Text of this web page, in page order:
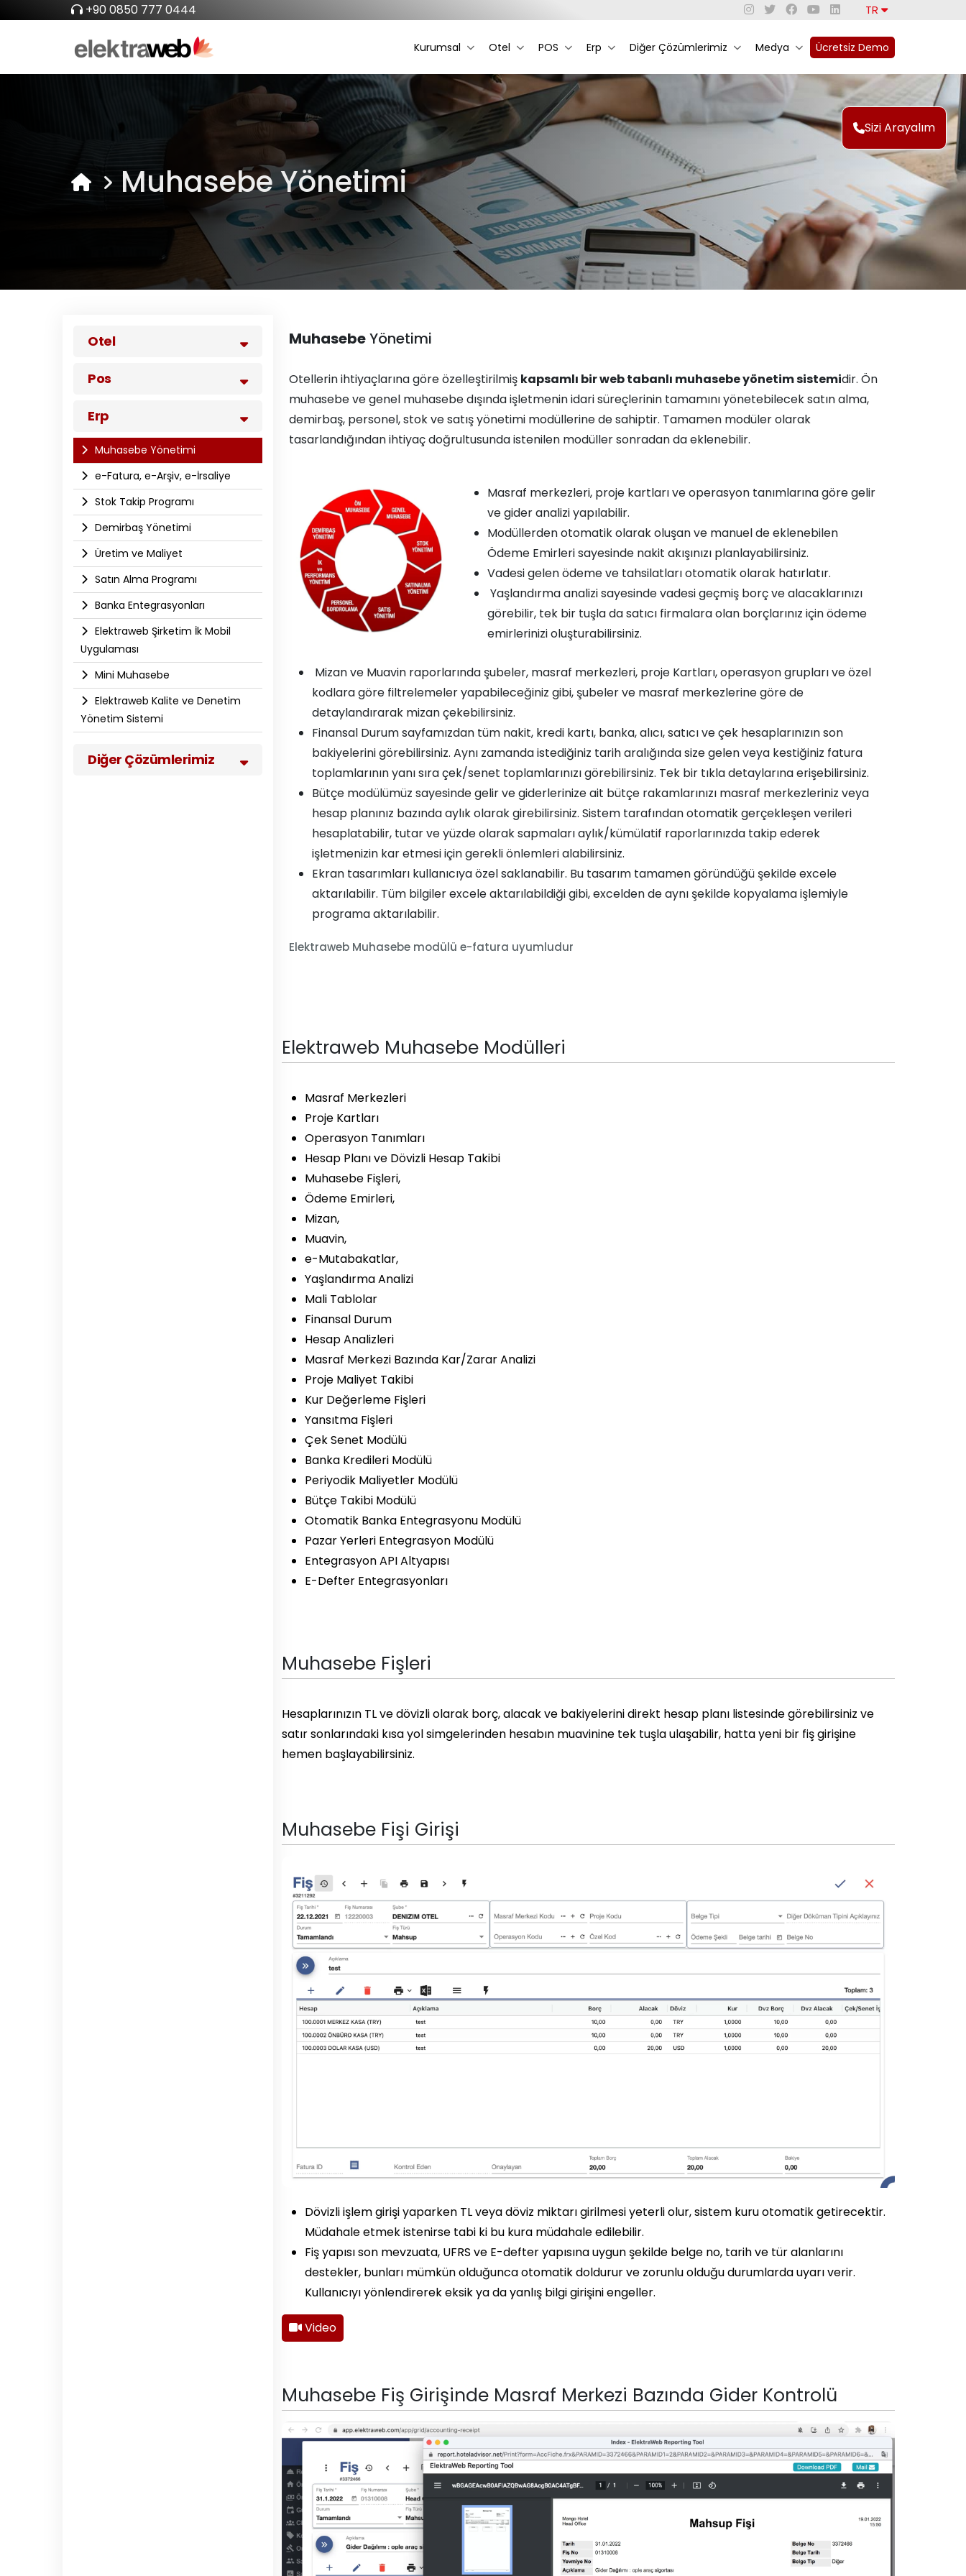
+90 0850 777 0444 TR
Kurumsal Otel POS Erp Diğer Çözümlerimiz Medya Ücretsiz Demo
Sizi Arayalım
Muhasebe Yönetimi
Otel
Pos
Erp
Muhasebe Yönetimi
e-Fatura, e-Arşiv, e-İrsaliye
Stok Takip Programı
Demirbaş Yönetimi
Üretim ve Maliyet
Satın Alma Programı
Banka Entegrasyonları
Elektraweb Şirketim İk Mobil
Uygulaması
Mini Muhasebe
Elektraweb Kalite ve Denetim
Yönetim Sistemi
Diğer Çözümlerimiz
MuhasebeYönetimi
Otellerin ihtiyaçlarına göre özelleştirilmiş kapsamlı bir web tabanlı muhasebe yönetim sistemidir. Ön
muhasebe ve genel muhasebe dışında işletmenin idari süreçlerinin tamamını yönetebilecek satın alma,
demirbaş, personel, stok ve satış yönetimi modüllerine de sahiptir. Tamamen modüler olarak
tasarlandığından ihtiyaç doğrultusunda istenilen modüller sonradan da eklenebilir.
Masraf merkezleri, proje kartları ve operasyon tanımlarına göre gelir
ve gider analizi yapılabilir.
Modüllerden otomatik olarak oluşan ve manuel de eklenebilen
Ödeme Emirleri sayesinde nakit akışınızı planlayabilirsiniz.
Vadesi gelen ödeme ve tahsilatları otomatik olarak hatırlatır.
Yaşlandırma analizi sayesinde vadesi geçmiş borç ve alacaklarınızı
görebilir, tek bir tuşla da satıcı firmalara olan borçlarınız için ödeme
emirlerinizi oluşturabilirsiniz.
Mizan ve Muavin raporlarında şubeler, masraf merkezleri, proje Kartları, operasyon grupları ve özel
kodlara göre filtrelemeler yapabileceğiniz gibi, şubeler ve masraf merkezlerine göre de
detaylandırarak mizan çekebilirsiniz.
Finansal Durum sayfamızdan tüm nakit, kredi kartı, banka, alıcı, satıcı ve çek hesaplarınızın son
bakiyelerini görebilirsiniz. Aynı zamanda istediğiniz tarih aralığında size gelen veya kestiğiniz fatura
toplamlarının yanı sıra çek/senet toplamlarınızı görebilirsiniz. Tek bir tıkla detaylarına erişebilirsiniz.
Bütçe modülümüz sayesinde gelir ve giderlerinize ait bütçe rakamlarınızı masraf merkezleriniz veya
hesap planınız bazında aylık olarak girebilirsiniz. Sistem tarafından otomatik gerçekleşen verileri
hesaplatabilir, tutar ve yüzde olarak sapmaları aylık/kümülatif raporlarınızda takip ederek
işletmenizin kar etmesi için gerekli önlemleri alabilirsiniz.
Ekran tasarımları kullanıcıya özel saklanabilir. Bu tasarım tamamen göründüğü şekilde excele
aktarılabilir. Tüm bilgiler excele aktarılabildiği gibi, excelden de aynı şekilde kopyalama işlemiyle
programa aktarılabilir.
Elektraweb Muhasebe modülü e-fatura uyumludur
Elektraweb Muhasebe Modülleri
Masraf Merkezleri
Proje Kartları
Operasyon Tanımları
Hesap Planı ve Dövizli Hesap Takibi
Muhasebe Fişleri,
Ödeme Emirleri,
Mizan,
Muavin,
e-Mutabakatlar,
Yaşlandırma Analizi
Mali Tablolar
Finansal Durum
Hesap Analizleri
Masraf Merkezi Bazında Kar/Zarar Analizi
Proje Maliyet Takibi
Kur Değerleme Fişleri
Yansıtma Fişleri
Çek Senet Modülü
Banka Kredileri Modülü
Periyodik Maliyetler Modülü
Bütçe Takibi Modülü
Otomatik Banka Entegrasyonu Modülü
Pazar Yerleri Entegrasyon Modülü
Entegrasyon API Altyapısı
E-Defter Entegrasyonları
Muhasebe Fişleri
Hesaplarınızın TL ve dövizli olarak borç, alacak ve bakiyelerini direkt hesap planı listesinde görebilirsiniz ve
satır sonlarındaki kısa yol simgelerinden hesabın muavinine tek tuşla ulaşabilir, hatta yeni bir fiş girişine
hemen başlayabilirsiniz.
Muhasebe Fişi Girişi
Dövizli işlem girişi yaparken TL veya döviz miktarı girilmesi yeterli olur, sistem kuru otomatik getirecektir.
Müdahale etmek istenirse tabi ki bu kura müdahale edilebilir.
Fiş yapısı son mevzuata, UFRS ve E-defter yapısına uygun şekilde belge no, tarih ve tür alanlarını
destekler, bunları mümkün olduğunca otomatik doldurur ve zorunlu olduğu durumlarda uyarı verir.
Kullanıcıyı yönlendirerek eksik ya da yanlış bilgi girişini engeller.
Video
Muhasebe Fiş Girişinde Masraf Merkezi Bazında Gider Kontrolü